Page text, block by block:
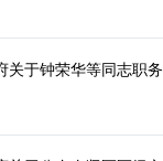
关于钟荣华等同志职